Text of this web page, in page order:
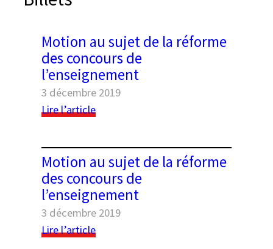
Black geometric seamless patterns set on a
white background
Motion au sujet de la réforme
des concours de
l’enseignement
3 décembre 2019
Lire l’article:
sujet
de
la
réforme
des
de
Motion au sujet de la réforme
des concours de
l’enseignement
3 décembre 2019
Lire l’article: